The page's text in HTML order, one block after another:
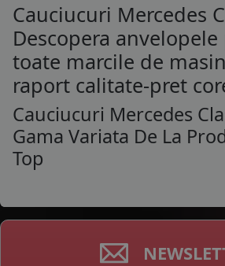
Cauciucuri Mercedes
Descopera
toate marcile de
raport calitate-pret
Cauciucuri Mercedes
Gama Variata De La
Top